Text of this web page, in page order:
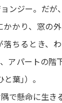
ンジー。だが
かり、窓の
落ちるとき、
アパートの階
葉｣）。
で懸命に生き